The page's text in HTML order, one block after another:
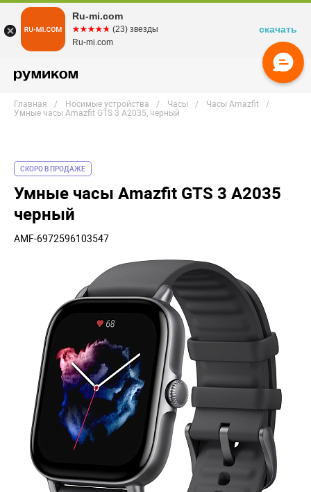
Главная Носимые устройства Часы
Часы Amazfit
Умные часы Amazfit GTS 3 A2035, черный
СКОРО В ПРОДАЖЕ
Умные часы Amazfit GTS 3 A2035
черный
AMF-6972596103547
Ru-mi.com
☆☆☆☆☆
★★★★★ (23) звезды
Ru-mi.com
скачать